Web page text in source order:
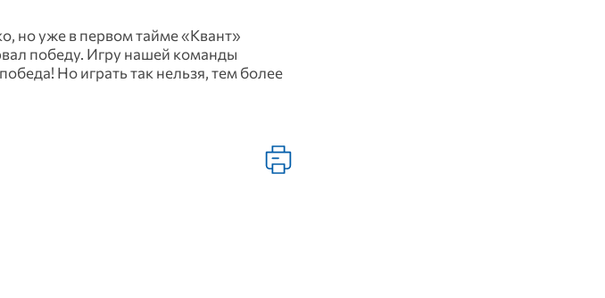
но уже в первом тайме «Квант»
победу. Игру нашей команды
Но играть так нельзя, тем более